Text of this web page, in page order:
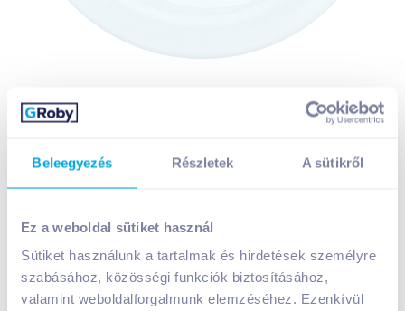
Beleegyezés Részletek A sütikről
Ez a weboldal sütiket használ
Sütiket használunk a tartalmak és hirdetések személyre
szabásához, közösségi funkciók biztosításához,
valamint weboldalforgalmunk elemzéséhez. Ezenkívül
Viking Capelin kaviár 100 g fekete